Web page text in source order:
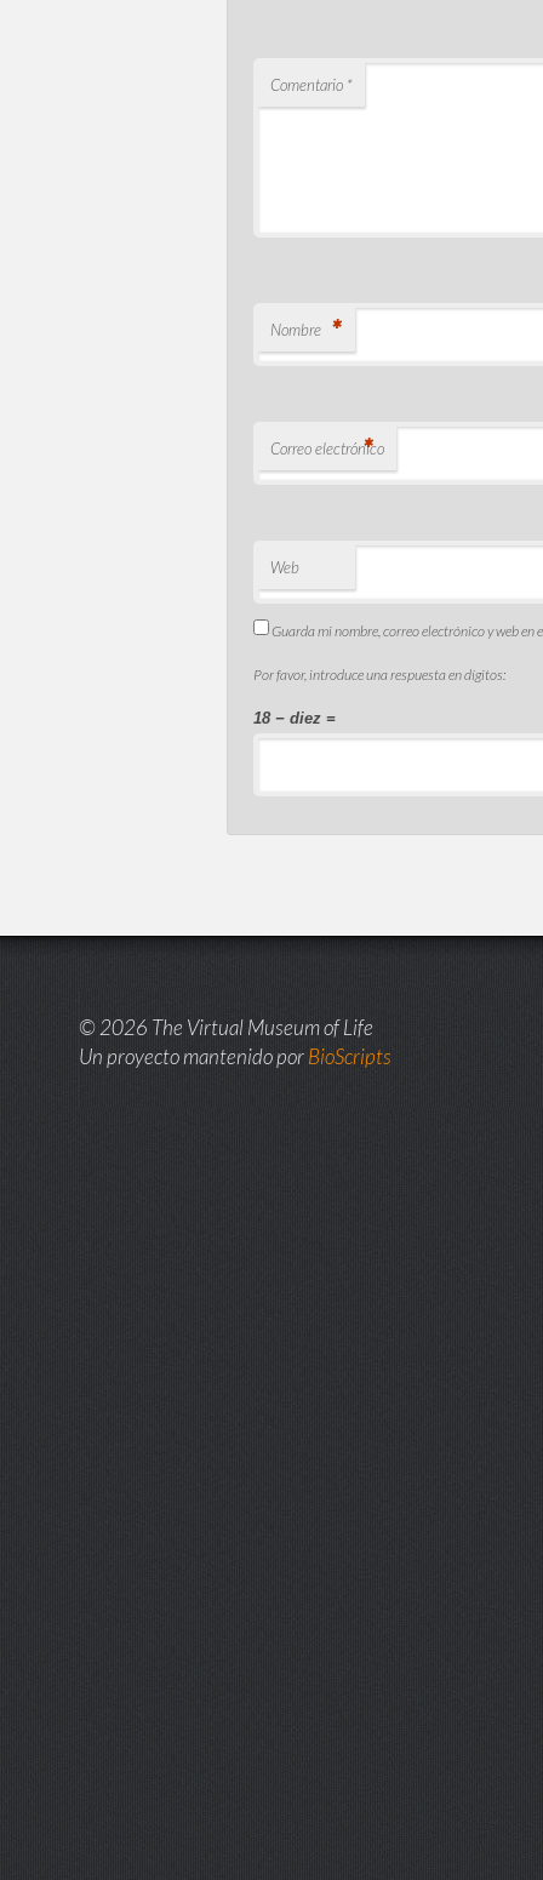
Comentario *
Nombre *
Correo electrónico
*
Web
Guarda mi nombre, correo electrónico y web en
Por favor, introduce una respuesta en dígitos:
18 − diez =
© 2026 The Virtual Museum of Life
Un proyecto mantenido porBioScripts